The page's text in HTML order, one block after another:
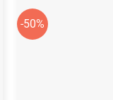
-50%